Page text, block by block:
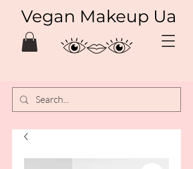
Vegan Makeup Ua